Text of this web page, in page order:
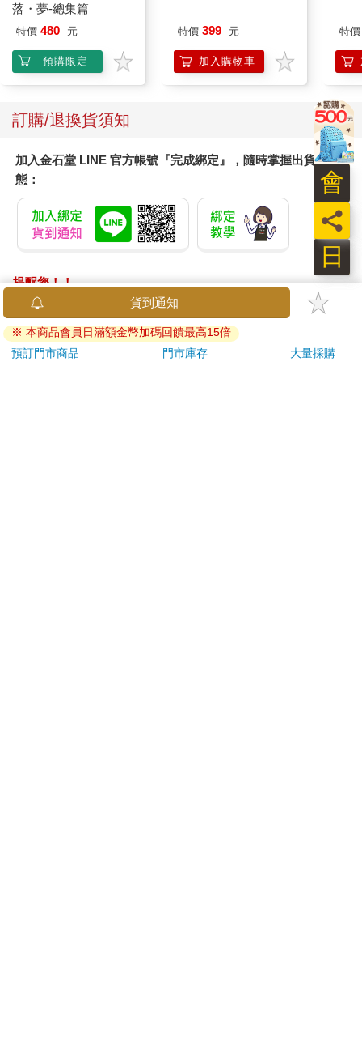
落・夢-總集篇
特價 480 元
預購限定
特價 399 元
加入購物車
特價
訂購/退換貨須知
加入金石堂 LINE 官方帳號『完成綁定』，隨時掌握出貨動
態：
提醒您！！
金石堂及銀行均不會請您操作ATM! 如接獲電話要求您前往
ATM提款機，請不要聽從指示，以免受騙上當！
退換貨須知：
貨到通知
※ 本商品會員日滿額金幣加碼回饋最高15倍
預訂門市商品
門市庫存 大量採購
日
員
會